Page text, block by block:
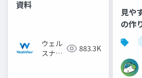
資料
ウェル
スナビ
883.3K
見や
の作